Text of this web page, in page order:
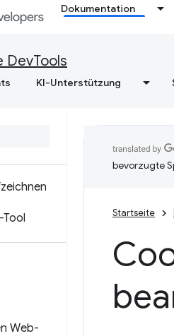
Dokumentation
DevTools
KI-Unterstützung
Web-
bevorzugte
Startseite